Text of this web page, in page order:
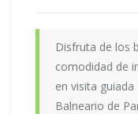
Disfruta de los
comodidad de
en visita
Balneario de